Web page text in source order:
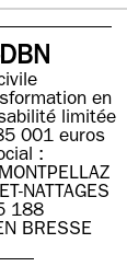
en
limitée
001 euros
:
NATTAGES
188
BRESSE